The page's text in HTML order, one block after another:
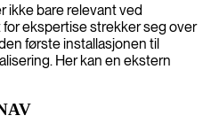
ikke bare relevant ved
ekspertise strekker seg over
første installasjonen til
Her kan en ekstern